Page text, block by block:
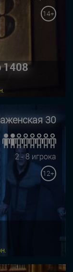
14+
1408
30
2 - 8 игрока
12+